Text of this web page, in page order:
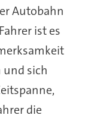
Autobahn
ist es
sich
die